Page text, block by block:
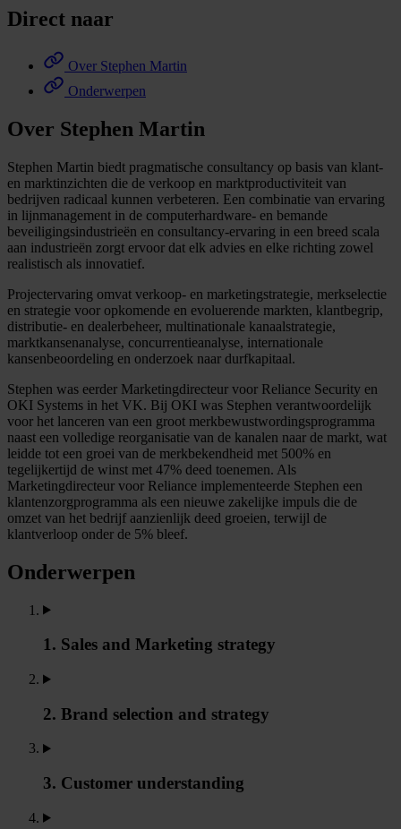
Direct naar
Over Stephen Martin
Onderwerpen
Over Stephen Martin
Stephen Martin biedt pragmatische consultancy op basis van klant-
en marktinzichten die de verkoop en marktproductiviteit van
bedrijven radicaal kunnen verbeteren. Een combinatie van ervaring
in lijnmanagement in de computerhardware- en bemande
beveiligingsindustrieën en consultancy-ervaring in een breed scala
aan industrieën zorgt ervoor dat elk advies en elke richting zowel
realistisch als innovatief.
Projectervaring omvat verkoop- en marketingstrategie, merkselectie
en strategie voor opkomende en evoluerende markten, klantbegrip,
distributie- en dealerbeheer, multinationale kanaalstrategie,
marktkansenanalyse, concurrentieanalyse, internationale
kansenbeoordeling en onderzoek naar durfkapitaal.
Stephen was eerder Marketingdirecteur voor Reliance Security en
OKI Systems in het VK. Bij OKI was Stephen verantwoordelijk
voor het lanceren van een groot merkbewustwordingsprogramma
naast een volledige reorganisatie van de kanalen naar de markt, wat
leidde tot een groei van de merkbekendheid met 500% en
tegelijkertijd de winst met 47% deed toenemen. Als
Marketingdirecteur voor Reliance implementeerde Stephen een
klantenzorgprogramma als een nieuwe zakelijke impuls die de
omzet van het bedrijf aanzienlijk deed groeien, terwijl de
klantverloop onder de 5% bleef.
Onderwerpen
1. Sales and Marketing strategy
2. Brand selection and strategy
3. Customer understanding